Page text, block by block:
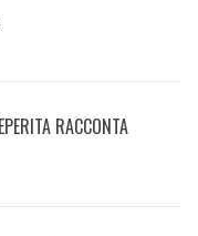
RACCONTA